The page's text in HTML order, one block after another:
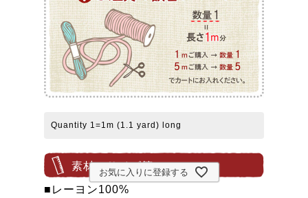
Quantity 1=1m (1.1 yard) long
素材・サイズ等
■レーヨン100%
お気に入りに登録する